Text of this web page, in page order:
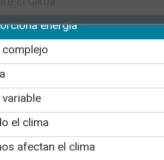
Teaching Climate and Energy>Enseñando
energía
Principal Fuente de
Sistema Climático de
November 4, 2020
energía
complejo
el clima
afectan el clima